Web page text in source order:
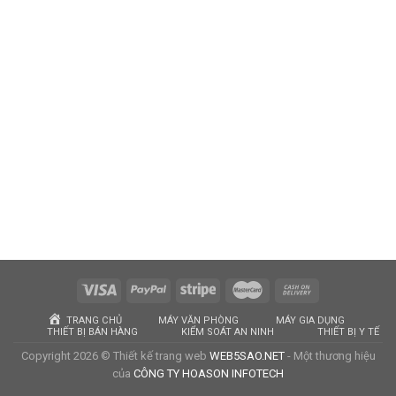
TRANG CHỦ MÁY VĂN PHÒNG
MÁY GIA DỤNG
THIẾT BỊ BÁN HÀNG
KIỂM SOÁT AN NINH THIẾT BỊ Y TẾ
Copyright 2026 © Thiết kế trang web WEB5SAO.NET- Một thương hiệu
của CÔNG TY HOASON INFOTECH